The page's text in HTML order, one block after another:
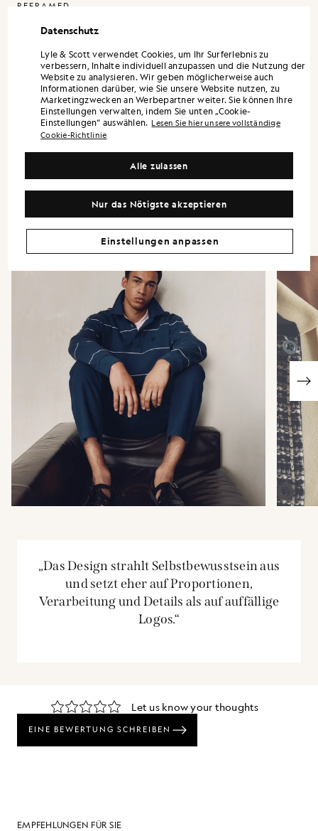
REFRAMED
ReFramed Lyle & Scott durch eine raffiniertere Linse. Die Kollektion
allein überzeugt, die gesamte Kollektion jedoch am besten zur
Geltung kommt, wenn die Teile miteinander kombiniert werden.
Die Silhouetten sind modern und präzise. Hemden und Hosen
zeichnen sich durch eine maßgeschneiderte Ästhetik aus, während
leichte Oberbekleidung und raffinierte Strickwaren für
Vielseitigkeit über die gesamte Saison hinweg sorgen.
Akzente, die die Garderobe vielseitig machen. Die Stoffauswahl
steht im Mittelpunkt, wobei Verarbeitung und Griff als bewusste
Designentscheidungen und nicht als Nebensache betrachtet
„Das Design strahlt Selbstbewusstsein aus
und setzt eher auf Proportionen,
Verarbeitung und Details als auf auffällige
Logos.“
EMPFEHLUNGEN FÜR SIE
Datenschutz
Lyle & Scott verwendet Cookies, um Ihr Surferlebnis zu
verbessern, Inhalte individuell anzupassen und die Nutzung der
Website zu analysieren. Wir geben möglicherweise auch
Informationen darüber, wie Sie unsere Website nutzen, zu
Marketingzwecken an Werbepartner weiter. Sie können Ihre
Einstellungen verwalten, indem Sie unten „Cookie-
Einstellungen“ auswählen. Lesen Sie hier unsere vollständige
Cookie-Richtlinie
Nur das Nötigste akzeptieren
Alle zulassen
Einstellungen anpassen